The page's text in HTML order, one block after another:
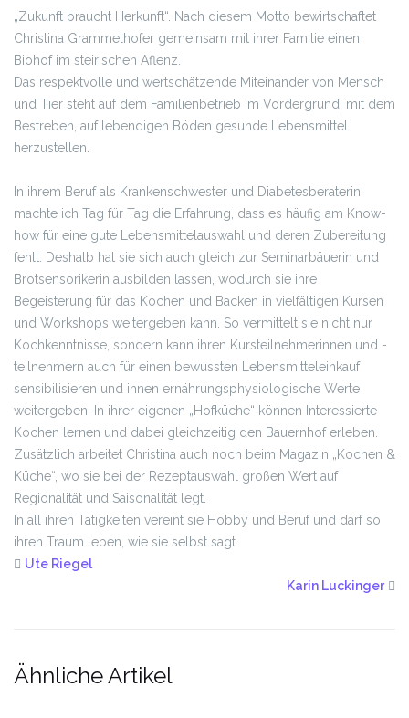
„Zukunft braucht Herkunft“. Nach diesem Motto bewirtschaftet
Christina Grammelhofer gemeinsam mit ihrer Familie einen
Biohof im steirischen Aflenz.
Das respektvolle und wertschätzende Miteinander von Mensch
und Tier steht auf dem Familienbetrieb im Vordergrund, mit dem
Bestreben, auf lebendigen Böden gesunde Lebensmittel
herzustellen.
In ihrem Beruf als Krankenschwester und Diabetesberaterin
machte ich Tag für Tag die Erfahrung, dass es häufig am Know-
how für eine gute Lebensmittelauswahl und deren Zubereitung
fehlt. Deshalb hat sie sich auch gleich zur Seminarbäuerin und
Brotsensorikerin ausbilden lassen, wodurch sie ihre
Begeisterung für das Kochen und Backen in vielfältigen Kursen
und Workshops weitergeben kann. So vermittelt sie nicht nur
Kochkenntnisse, sondern kann ihren Kursteilnehmerinnen und -
teilnehmern auch für einen bewussten Lebensmitteleinkauf
sensibilisieren und ihnen ernährungsphysiologische Werte
weitergeben. In ihrer eigenen „Hofküche“ können Interessierte
Kochen lernen und dabei gleichzeitig den Bauernhof erleben.
Zusätzlich arbeitet Christina auch noch beim Magazin „Kochen &
Küche“, wo sie bei der Rezeptauswahl großen Wert auf
Regionalität und Saisonalität legt.
In all ihren Tätigkeiten vereint sie Hobby und Beruf und darf so
ihren Traum leben, wie sie selbst sagt.
Ute Riegel
Karin Luckinger
Ähnliche Artikel